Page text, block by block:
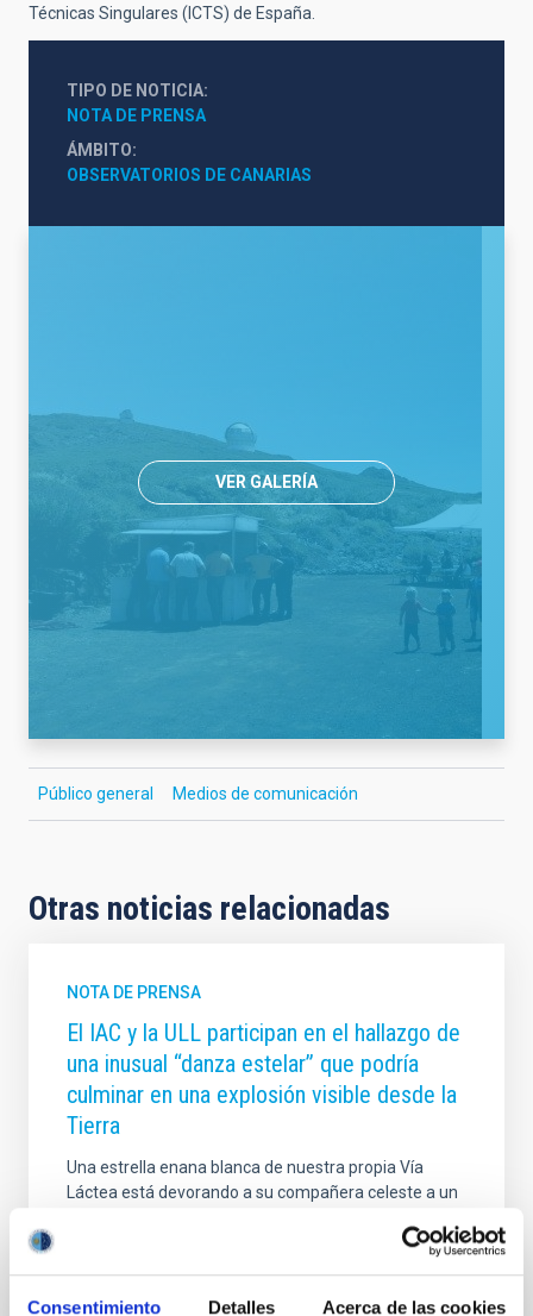
Consentimiento Detalles Acerca de las cookies
Técnicas Singulares (ICTS) de España.
TIPO DE NOTICIA
NOTA DE PRENSA
ÁMBITO
OBSERVATORIOS DE CANARIAS
VER GALERÍA
Público general Medios de comunicación
Otras noticias relacionadas
NOTA DE PRENSA
El IAC y la ULL participan en el hallazgo de
una inusual “danza estelar” que podría
culminar en una explosión visible desde la
Tierra
Una estrella enana blanca de nuestra propia Vía
Láctea está devorando a su compañera celeste a un
internacional con participación del Instituto de